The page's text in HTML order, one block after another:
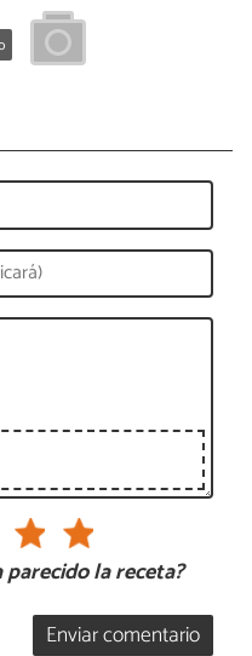
parecido la receta?
Enviar comentario